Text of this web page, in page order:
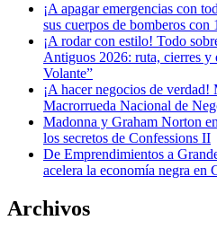
¡A apagar emergencias con
sus cuerpos de bomberos
¡A rodar con estilo! Todo
Antiguos 2026: ruta, cierres y
Volante”
¡A hacer negocios de verdad!
Macrorrueda Nacional de
Madonna y Graham Norton
los secretos de Confessions II
De Emprendimientos a
acelera la economía negra en
Archivos